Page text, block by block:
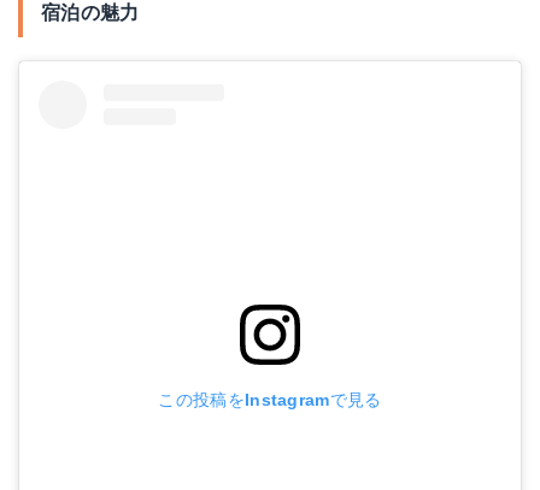
宿泊の魅力
この投稿をInstagramで見る